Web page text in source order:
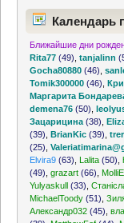
Календарь
Ближайшие дни
Rita77 (49) ,tanjalinn
Gocha80880 (46) ,
Tomik300000 (46) ,
Маргарита
demena76 (50) ,
Зацарицина (38) ,
(39) ,BrianKic (39) ,trer
(25) ,
Elvira9 (63) Lalita (50) ,
(49) ,grazart (66) MolliE
Yulyaskull (33) ,
MichaelToody (51) ,
Александр032 (45) ,